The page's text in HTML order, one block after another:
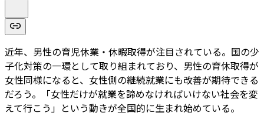
近年、男性の育児休業・休暇取得が注目されている。国の少
子化対策の一環として取り組まれており、男性の育休取得が
女性同様になると、女性側の継続就業にも改善が期待できる
だろう。「女性だけが就業を諦めなければいけない社会を変
えて行こう」という動きが全国的に生まれ始めている。